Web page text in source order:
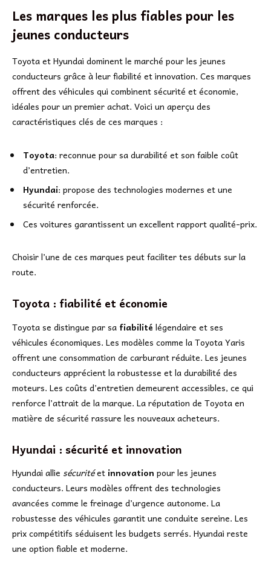
Les marques les plus fiables pour les
jeunes conducteurs
Toyota et Hyundai dominent le marché pour les jeunes
conducteurs grâce à leur fiabilité et innovation. Ces marques
offrent des véhicules qui combinent sécurité et économie,
idéales pour un premier achat. Voici un aperçu des
caractéristiques clés de ces marques :
Toyota: reconnue pour sa durabilité et son faible coût
d’entretien.
Hyundai: propose des technologies modernes et une
sécurité renforcée.
Ces voitures garantissent un excellent rapport qualité-prix.
Choisir l’une de ces marques peut faciliter tes débuts sur la
route.
Toyota : fiabilité et économie
Toyota se distingue par sa fiabilité légendaire et ses
véhicules économiques. Les modèles comme la Toyota Yaris
offrent une consommation de carburant réduite. Les jeunes
conducteurs apprécient la robustesse et la durabilité des
moteurs. Les coûts d’entretien demeurent accessibles, ce qui
renforce l’attrait de la marque. La réputation de Toyota en
matière de sécurité rassure les nouveaux acheteurs.
Hyundai : sécurité et innovation
Hyundai allie sécuritéet innovation pour les jeunes
conducteurs. Leurs modèles offrent des technologies
avancées comme le freinage d’urgence autonome. La
robustesse des véhicules garantit une conduite sereine. Les
prix compétitifs séduisent les budgets serrés. Hyundai reste
une option fiable et moderne.